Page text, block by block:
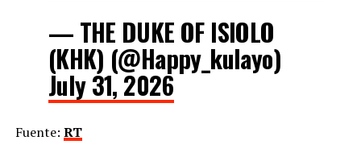
— THE DUKE OF ISIOLO
(KHK) (@Happy_kulayo)
July 31, 2026
Fuente: RT